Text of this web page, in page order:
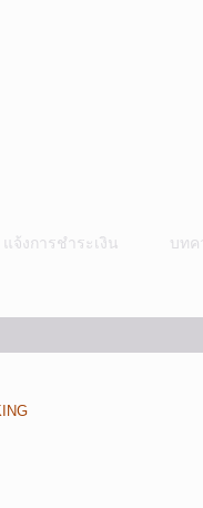
แจ้งการชำระเงิน บทค